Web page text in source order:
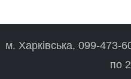
м. Харківська, 099-473-
по